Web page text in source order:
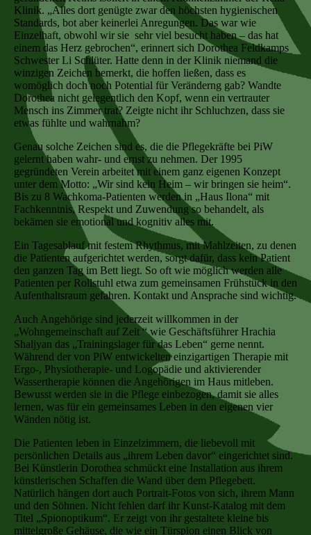
Klinik. „Alles dort genügte zwar den höchsten hygienischen
Standards, bot aber keinerlei Anregungen. Das war wie
Einzelhaft, obwohl wir sie sehr viel besucht haben – das hat
einem das Herz gebrochen“, erinnert sich Dorothea Feldkamps
Schwester Li Schlüter. Hatte denn in der Klinik niemand die
winzigen Zeichen bemerkt, die hoffen ließen, dass es
womöglich doch noch Potential für Veränderng gab? Wandte
Dorothea nicht gelegentlich den Kopf, wenn ein vertrauter
Mensch ins Zimmer trat? Zeigte nicht ihr Schluchzen, dass sie
etwas fühlte und wahrnahm?
Genau solche Zeichen sind es, die die Pflegekräfte bei PiW
gelernt haben wahr- und ernst zu nehmen. Der 1995
gegründeten Verein arbeitet mit einem ganz eigenen Konzept
unter dem Motto: „Wir sind kein Heim – wir bringen sie heim“.
Bis zu 8 Wachkoma-Patienten werden in „Haus Ilona“ mit
Fachkenntnis, Respekt und Zuwendung so behandelt, als
bekämen sie emotional und kognitiv alles mit.
Ein Tagesablauf mit festem Rhythmus, mit Mahlzeiten, zu denen
die Patienten aufgerichtet werden, sorgt dafür, dass kein Patient
den ganzen Tag im Bett liegt. So oft wie möglich werden alle
Patienten per Rollstuhl etwa zum gemeinsamen Frühstück in den
Aufenthaltsraum gefahren. Kontakt und Ansprache sind wichtig.
Auch Angehörige sind jederzeit willkommen in der
„Wohngemeinschaft auf Zeit “ wie Geschäftsführer Hrachia
Shaljyan das „Trainingslager für das Leben“ gerne nennt.
Während der von PiW entwickelten einzigartigen Therapie mit
Ergo-, Physiotherapie- und Logopädie und aktivierender
Wassertherapie können die Angehörigen im Haus mitleben.
Bewusst werden sie in die Pflege einbezogen, damit sie alles
lernen, was für ein gemeinsames Leben in den eigenen vier
Wänden nötig ist.
Die Patienten leben in Einzelzimmern, die liebevoll mit
persönlichen Details aus „ihrem Leben davor“ eingerichtet sind.
Bei Künstlerin Dorothea schmückt eine Installation aus ihrem
künstlerischen Schaffen die Wand über dem Pflegebett.
Natürlich hängen dort auch Portrait-Fotos von sich, ihrem Mann
und den Söhnen. Nicht fehlen darf ihr Kunst-Katalog mit dem
Titel „Spionoptikum“. Er zeigt von ihr gestaltete kleine bis
mittelgroße Gehäuse, die wie ein Türspion einen Blick von